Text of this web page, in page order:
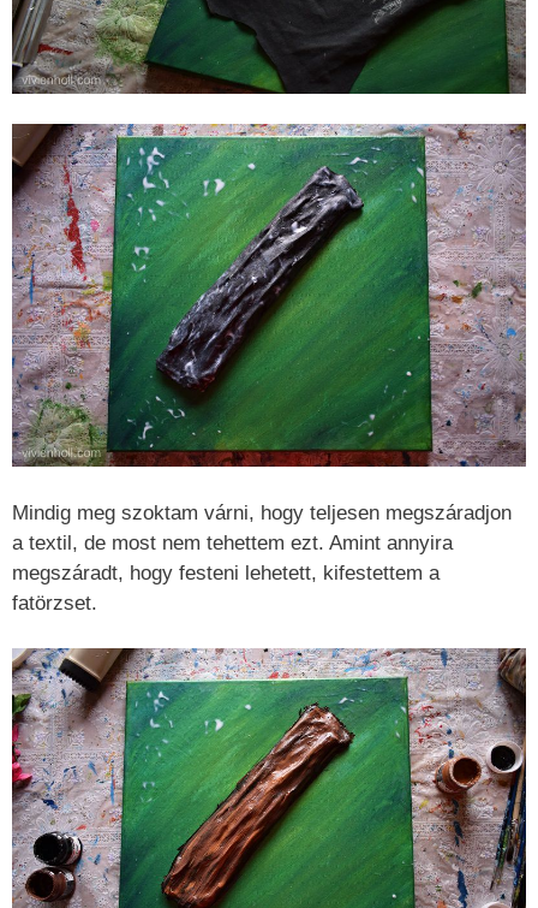
Mindig meg szoktam várni, hogy teljesen megszáradjon
a textil, de most nem tehettem ezt. Amint annyira
megszáradt, hogy festeni lehetett, kifestettem a
fatörzset.